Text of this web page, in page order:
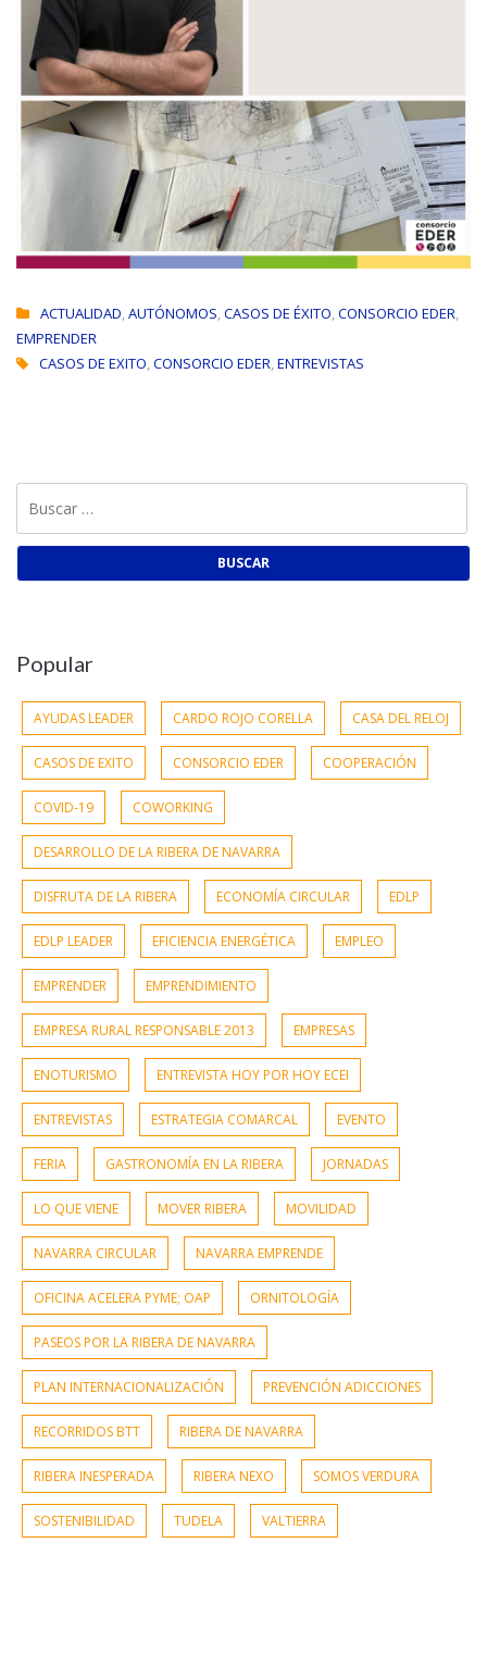
ACTUALIDAD,AUTÓNOMOS,CASOS DE ÉXITO,CONSORCIO EDER,
EMPRENDER
CASOS DE EXITO,CONSORCIO EDER,ENTREVISTAS
Popular
AYUDAS LEADER CARDO ROJO CORELLA CASA DEL RELOJ
CASOS DE EXITO CONSORCIO EDER COOPERACIÓN
COVID-19 COWORKING
DESARROLLO DE LA RIBERA DE NAVARRA
DISFRUTA DE LA RIBERA ECONOMÍA CIRCULAR EDLP
EDLP LEADER EFICIENCIA ENERGÉTICA EMPLEO
EMPRENDER EMPRENDIMIENTO
EMPRESA RURAL RESPONSABLE 2013 EMPRESAS
ENOTURISMO ENTREVISTA HOY POR HOY ECEI
ENTREVISTAS ESTRATEGIA COMARCAL EVENTO
FERIA GASTRONOMÍA EN LA RIBERA JORNADAS
LO QUE VIENE MOVER RIBERA MOVILIDAD
NAVARRA CIRCULAR NAVARRA EMPRENDE
OFICINA ACELERA PYME; OAP ORNITOLOGÍA
PASEOS POR LA RIBERA DE NAVARRA
PLAN INTERNACIONALIZACIÓN PREVENCIÓN ADICCIONES
RECORRIDOS BTT RIBERA DE NAVARRA
RIBERA INESPERADA RIBERA NEXO SOMOS VERDURA
SOSTENIBILIDAD TUDELA VALTIERRA